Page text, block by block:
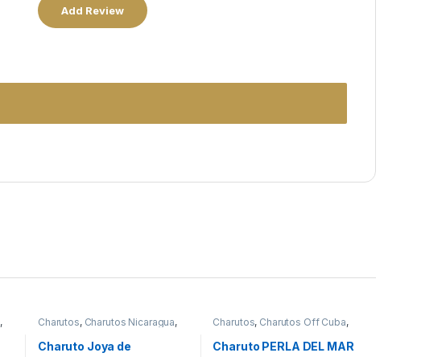
,
Charutos, Charutos Nicaragua,
Charutos Off Cuba
Todos
Produtos
Charuto Joya de
Charutos, Charutos Off Cuba,
Perla Del Mar
Charuto PERLA DEL MAR